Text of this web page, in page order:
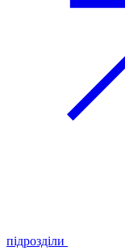
підрозділи